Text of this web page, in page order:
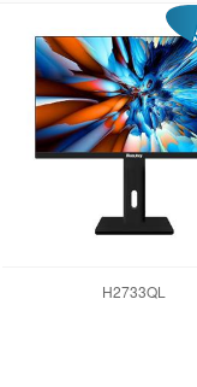
H2733QL